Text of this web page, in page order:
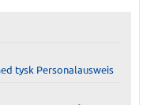
tysk Personalausweis